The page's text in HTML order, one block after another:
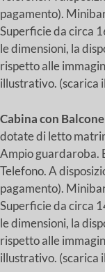
pagamento).
Superficie da circa
le dimensioni, la
rispetto alle
illustrativo. (scarica
Cabina con
dotate di letto
Ampio guardaroba.
Telefono. A
pagamento).
Superficie da circa
le dimensioni, la
rispetto alle
illustrativo. (scarica